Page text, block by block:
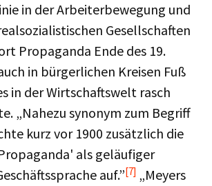
in der Arbeiterbewegung und
Gesellschaften
Propaganda Ende des 19.
in bürgerlichen Kreisen Fuß
in der Wirtschaftswelt rasch
„Nahezu synonym zum Begriff
kurz vor 1900 zusätzlich die
als geläufiger
auf.”[7] „Meyers